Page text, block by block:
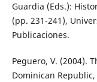
Guardia (Eds.):
(pp. 231-241),
Publicaciones.
Peguero, V. (2004).
Dominican